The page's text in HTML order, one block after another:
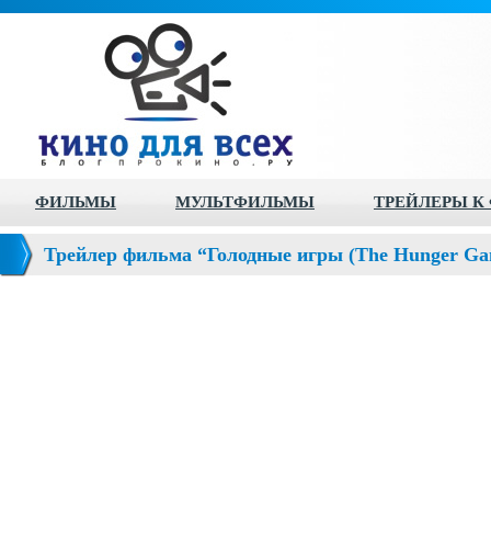
ФИЛЬМЫ МУЛЬТФИЛЬМЫ ТРЕЙЛЕРЫ
Трейлер фильма “Голодные игры (The Hunger